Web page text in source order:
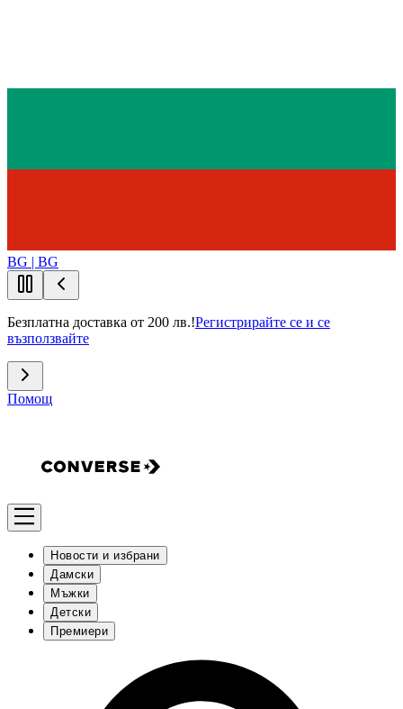
BG | BG
Безплатна доставка от 200 лв.!Регистрирайте се и се
възползвайте
Помощ
Новости и избрани
Дамски
Мъжки
Детски
Премиери